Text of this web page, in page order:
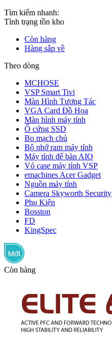
Tìm kiếm nhanh:
Tình trạng tồn kho
Còn hàng
Hàng sắp về
Theo dòng
MCHOSE
VSP Smart Tivi
Màn Hình Tương Tác
VGA Card Đồ Họa
Màn hình máy tính
Ổ cứng SSD
Bo mạch chủ
Bộ nhớ ram máy tính
Máy tính để bàn AIO
Vỏ case máy tính VSP
emachines Acer Gadget
Nguồn máy tính
Camera Skyworth Security
Phụ Kiện
Bosston
FD
KingSpec
Còn hàng